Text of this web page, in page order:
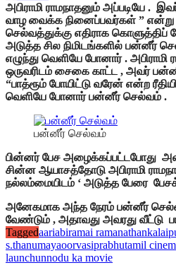
அபிராமி ராமநாதனும் அப்படியே .
வாழ வைக்க நினைப்பவர்கள் ”
செல்வத்துக்கு எதிராக கொளுத்திப்
அடுத்த சில நிமிடங்களில் பன்னீர்
எழுந்து வெளியே போனார் .
ஒருவரிடம் சைகை காட்ட , அவர்
“பாத்ரூம் போயிட்டு வரேன் என்ற
வெளியே போனார் பன்னீர் செல்வம் .
பன்னீர் செல்வம்
பின்னர் பேச அழைக்கப்பட்டபோது
சின்ன ஆயாசத்தோடு அபிராமி
நல்லம்மையிடம் ‘ அடுத்த பேரை பேசக்
அனேகமாக அந்த நேரம் பன்னீர்
வேண்டும் , அதாவது அவரது வீட்டு
Taggedaariabiramai ramanathan
s.thanumayaoorvasiprabhutamil
launchunnodu ka movie